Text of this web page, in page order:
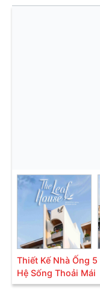
Thiết Kế Nhà Ống
Hệ Sống Thoải Mái